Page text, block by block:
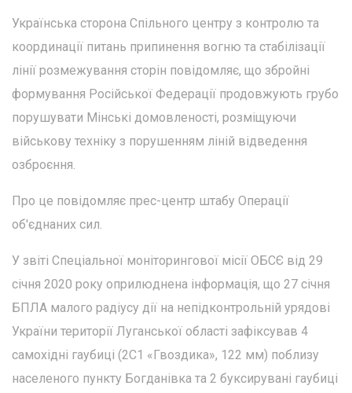
Українська сторона Спільного центру з контролю та
координації питань припинення вогню та стабілізації
лінії розмежування сторін повідомляє, що збройні
формування Російської Федерації продовжують грубо
порушувати Мінські домовленості, розміщуючи
військову техніку з порушенням ліній відведення
озброєння.
Про це повідомляє прес-центр штабу Операції
об'єднаних сил.
У звіті Спеціальної моніторингової місії ОБСЄ від 29
січня 2020 року оприлюднена інформація, що 27 січня
БПЛА малого радіусу дії на непідконтрольній урядові
України території Луганської області зафіксував 4
самохідні гаубиці (2С1 «Гвоздика», 122 мм) поблизу
населеного пункту Богданівка та 2 буксирувані гаубиці